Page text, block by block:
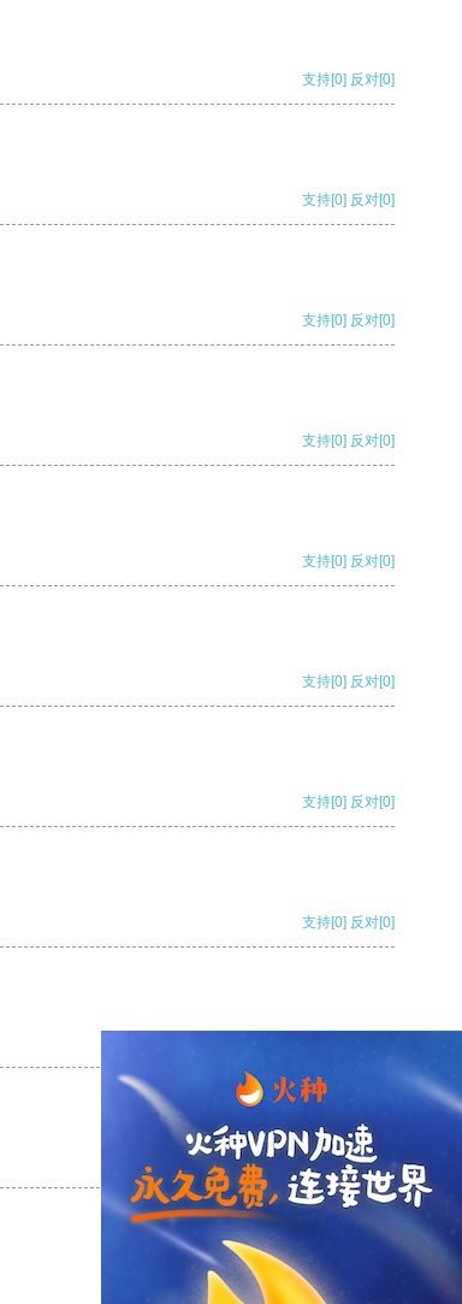
支持[0] 反对[0]
支持[0] 反对[0]
支持[0] 反对[0]
支持[0] 反对[0]
支持[0] 反对[0]
支持[0] 反对[0]
支持[0] 反对[0]
支持[0] 反对[0]
支持 [0] 反对 [0]
支持